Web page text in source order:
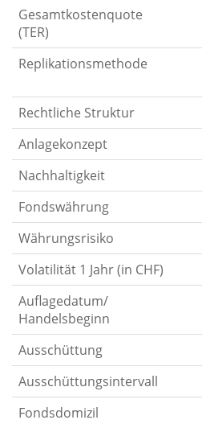
Gesamtkostenquote
(TER)
Replikationsmethode
Rechtliche Struktur
Anlagekonzept
Nachhaltigkeit
Fondswährung
Währungsrisiko
Volatilität 1 Jahr (in CHF)
Auflagedatum/
Handelsbeginn
Ausschüttung
Ausschüttungsintervall
Fondsdomizil